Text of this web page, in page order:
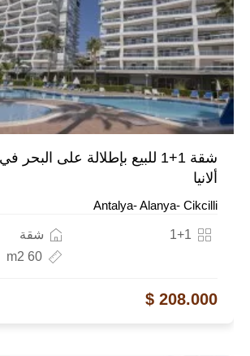
شقة 1+1 للبيع بإطلالة على
ألانيا
Antalya- Alanya- Cikcilli
شقة
1+1
60 m2
208.000 $